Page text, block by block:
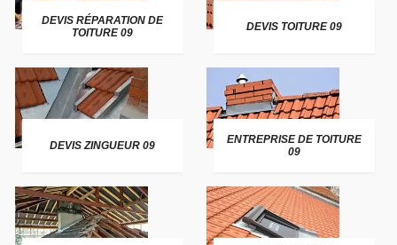
DEVIS RÉPARATION DE
TOITURE 09
DEVIS TOITURE 09
DEVIS ZINGUEUR 09
ENTREPRISE DE TOITURE
09